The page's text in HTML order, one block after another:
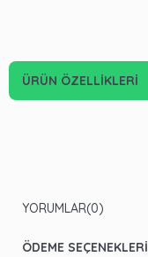
ÜRÜN ÖZELLIKLERI
YORUMLAR(0)
ÖDEME SEÇENEKLERI